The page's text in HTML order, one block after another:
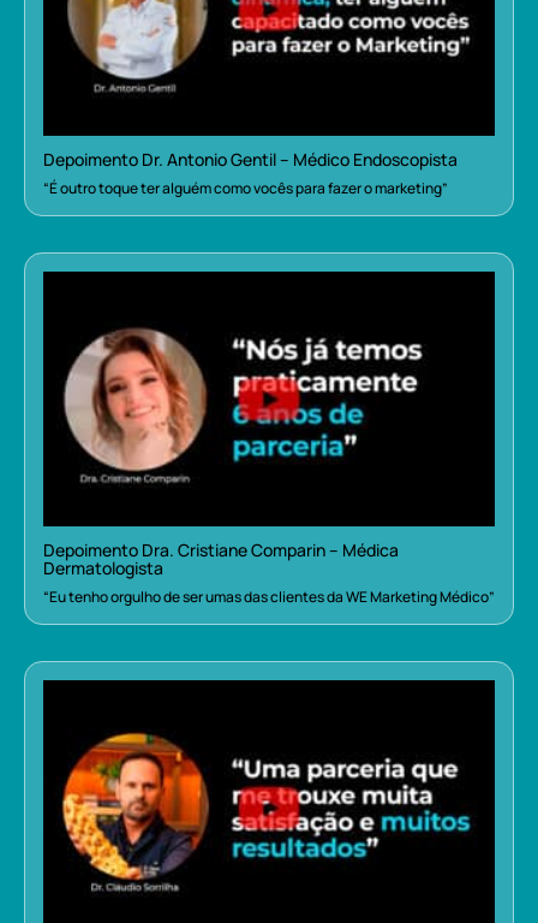
Depoimento Dr. Antonio Gentil – Médico Endoscopista
“É outro toque ter alguém como vocês para fazer o marketing”
Depoimento Dra. Cristiane Comparin – Médica
Dermatologista
“Eu tenho orgulho de ser umas das clientes da WE Marketing Médico”